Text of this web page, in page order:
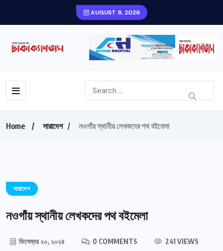
AUGUST 9, 2026
Home সারাদেশ নওগাঁয় স্থানীয় লেখকদের পথ বইমেলা
সারাদেশ
নওগাঁয় স্থানীয় লেখকদের পথ বইমেলা
ডিসেম্বর ২০, ২০২৪ 0 COMMENTS 241 VIEWS